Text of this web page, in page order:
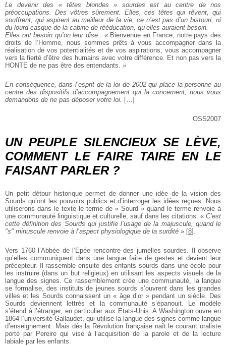
Le devenir des « têtes blondes » sourdes est au centre de nos
préoccupations. Des vôtres sûrement. Elles, ces têtes qui rêvent, qui
souffrent, qui aspirent au meilleur de la vie, ce n’est pas d’un bistouri, ni
du lourd casque de la cabine de rééducation, qu’elles auraient besoin.
Elles ont besoin qu’on leur dise : « Bienvenue en France, notre pays des
droits de l’Homme, nous sommes prêts à vous accompagner dans la
réalisation de vos potentialités et de vos aspirations, vous accompagner
vers la fierté d’être des humains avec votre différence. Et non pas vers la
HONTE de ne pas être des entendants. »
En conséquence, dans l’esprit de la loi de 2002 qui place la personne au
centre des dispositifs d’accompagnement qui la concernent, nous vous
demandons de ne pas déposer votre loi. […]
OSS2007
UN PEUPLE SILENCIEUX SE LÈVE,
COMMENT LE FAIRE TAIRE EN LE
FAISANT PARLER ?
Un petit détour historique permet de donner une idée de la vision des
Sourds qu’ont les pouvoirs publics et d’interroger les idées reçues. Nous
utiliserons dans le texte le terme de « Sourd » quand le terme renvoie à
une communauté linguistique et culturelle, sauf dans les citations. « C’est
cette définition des Sourds qui justifie l’usage de la majuscule, quand le
"s" minuscule renvoie à l’aspect physiologique de la surdité » [8] .
Vers 1760 l’Abbée de l’Epée rencontre des jumelles sourdes. Il observe
qu’elles communiquent dans une langue faite de gestes et devient leur
précepteur. Il rassemble ensuite des enfants sourds dans une école pour
les instruire (dans un but religieux) en utilisant les aspects visuels de la
langue des signes. Ce rassemblement crée une communauté, la langue
se formalise, des instituts de jeunes sourds s’ouvrent dans les grandes
villes et les Sourds connaissent un « âge d’or » pendant un siècle. Des
Sourds deviennent lettrés et la communauté s’épanouit. Le modèle
s’étend à l’étranger, en particulier aux Etats-Unis. A Washington ouvre en
1864 l’université Gallaudet, qui utilise la langue des signes comme langue
d’enseignement. Mais dès la Révolution française naît le courant oraliste
porté par Pereire qui vise à l’acquisition de la parole et de la lecture
labiale par les enfants.